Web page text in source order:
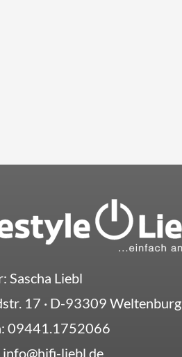
Sascha Liebl
17 · D-93309 Weltenburg
09441.1752066
info@hifi-liebl.de